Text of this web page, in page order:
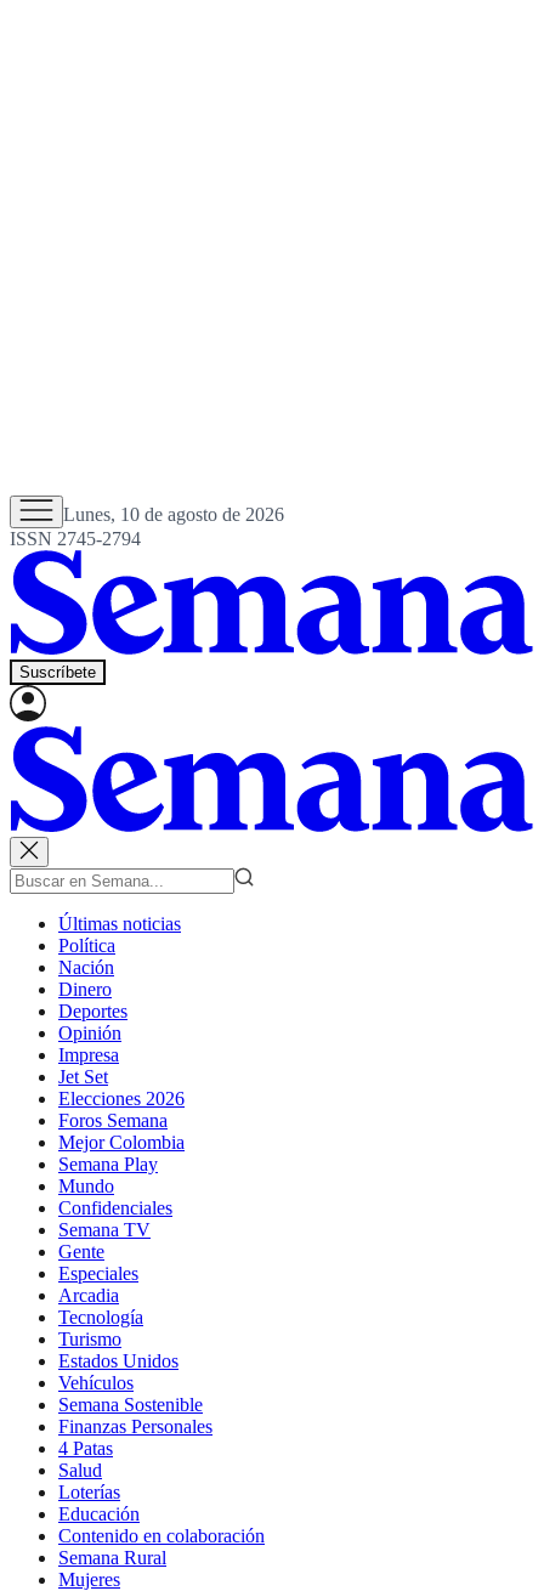
Lunes, 10 de agosto de 2026
ISSN 2745-2794
Suscríbete
Últimas noticias
Política
Nación
Dinero
Deportes
Opinión
Impresa
Jet Set
Elecciones 2026
Foros Semana
Mejor Colombia
Semana Play
Mundo
Confidenciales
Semana TV
Gente
Especiales
Arcadia
Tecnología
Turismo
Estados Unidos
Vehículos
Semana Sostenible
Finanzas Personales
4 Patas
Salud
Loterías
Educación
Contenido en colaboración
Semana Rural
Mujeres